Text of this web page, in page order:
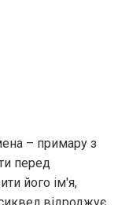
– примару з
перед
його ім'я,